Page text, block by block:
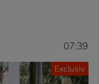
Exclusiv
07:39